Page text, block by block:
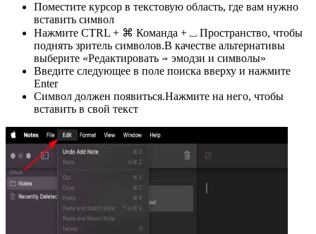
Поместите курсор в текстовую область, где вам нужно
вставить символ
Нажмите CTRL + ⌘ Команда + ⎵ Пространство, чтобы
поднять зритель символов.В качестве альтернативы
выберите «Редактировать ⇒ эмодзи и символы»
Введите следующее в поле поиска вверху и нажмите
Enter
Символ должен появиться.Нажмите на него, чтобы
вставить в свой текст